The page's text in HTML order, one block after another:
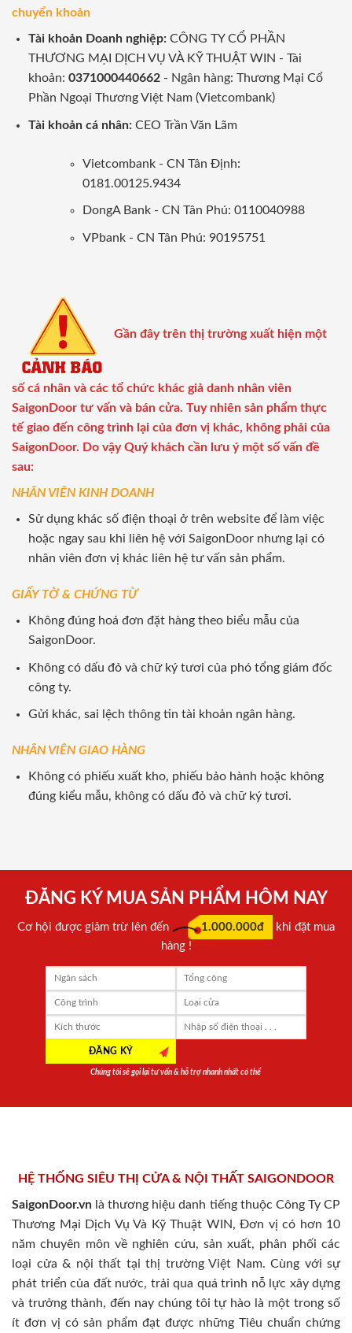
chuyển khoản
Tài khoản Doanh nghiệp:CÔNG TY CỔ PHẦN
THƯƠNG MẠI DỊCH VỤ VÀ KỸ THUẬT WIN - Tài
khoản: 0371000440662- Ngân hàng: Thương Mại Cổ
Phần Ngoại Thương Việt Nam (Vietcombank)
Tài khoản cá nhân: CEO Trần Văn Lãm
Vietcombank - CN Tân Định:
0181.00125.9434
DongA Bank - CN Tân Phú: 0110040988
VPbank - CN Tân Phú: 90195751
Gần đây trên thị trường xuất hiện một
số cá nhân và các tổ chức khác giả danh nhân viên
SaigonDoor tư vấn và bán cửa. Tuy nhiên sản phẩm thực
tế giao đến công trình lại của đơn vị khác, không phải của
SaigonDoor. Do vậy Quý khách cần lưu ý một số vấn đề
sau:
NHÂN VIÊN KINH DOANH
Sử dụng khác số điện thoại ở trên website để làm việc
hoặc ngay sau khi liên hệ với SaigonDoor nhưng lại có
nhân viên đơn vị khác liên hệ tư vấn sản phẩm.
GIẤY TỜ & CHỨNG TỪ
Không đúng hoá đơn đặt hàng theo biểu mẫu của
SaigonDoor.
Không có dấu đỏ và chữ ký tươi của phó tổng giám đốc
công ty.
Gửi khác, sai lệch thông tin tài khoản ngân hàng.
NHÂN VIÊN GIAO HÀNG
Không có phiếu xuất kho, phiếu bảo hành hoặc không
đúng kiểu mẫu, không có dấu đỏ và chữ ký tươi.
ĐĂNG KÝ MUA SẢN PHẨM HÔM NAY
Cơ hội được giảm trừ lên đến 1.000.000đ
khi đặt mua
hàng !
Chúng tôi sẽ gọi lại tư vấn & hỗ trợ nhanh nhất có thể
HỆ THỐNG SIÊU THỊ CỬA & NỘI THẤT SAIGONDOOR
SaigonDoor.vn là thương hiệu danh tiếng thuộc Công Ty CP
Thương Mại Dịch Vụ Và Kỹ Thuật WIN, Đơn vị có hơn 10
năm chuyên môn về nghiên cứu, sản xuất, phân phối các
loại cửa & nội thất tại thị trường Việt Nam. Cùng với sự
phát triển của đất nước, trải qua quá trình nỗ lực xây dựng
và trưởng thành, đến nay chúng tôi tự hào là một trong số
ít đơn vị có sản phẩm đạt được những Tiêu chuẩn chứng